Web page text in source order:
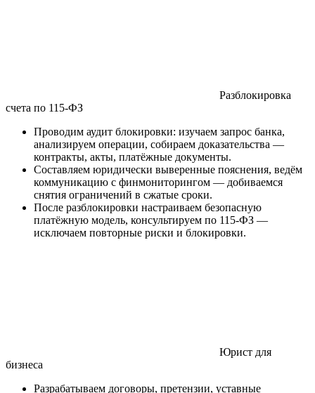
Разблокировка
счета по 115-ФЗ
Проводим аудит блокировки: изучаем запрос банка,
анализируем операции, собираем доказательства —
контракты, акты, платёжные документы.
Составляем юридически выверенные пояснения, ведём
коммуникацию с финмониторингом — добиваемся
снятия ограничений в сжатые сроки.
После разблокировки настраиваем безопасную
платёжную модель, консультируем по 115-ФЗ —
исключаем повторные риски и блокировки.
Юрист для
бизнеса
Разрабатываем договоры, претензии, уставные